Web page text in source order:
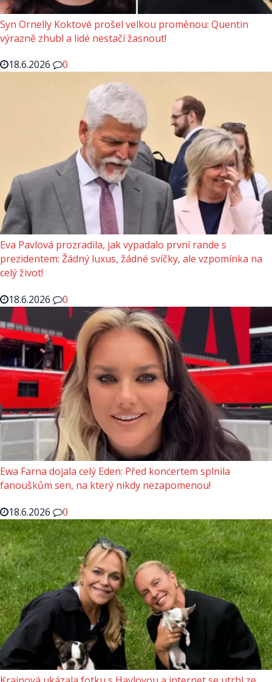
Syn Ornelly Koktové prošel velkou proměnou: Quentin
výrazně zhubl a lidé nestačí žasnout!
18.6.2026
0
Eva Pavlová prozradila, jak vypadalo první rande s
prezidentem: Žádný luxus, žádné svíčky, ale vzpomínka na
celý život!
18.6.2026
0
Ewa Farna dojala celý Eden: Před koncertem splnila
fanouškům sen, na který nikdy nezapomenou!
18.6.2026
0